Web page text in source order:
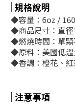
規格說明
◆容量：6oz /
◆商品尺寸：直
◆燃燒時間：單顆
◆原料：美國低溫
◆香調：橙花、紅
注意事項